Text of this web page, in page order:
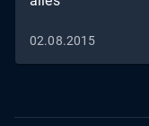
02.08.2015